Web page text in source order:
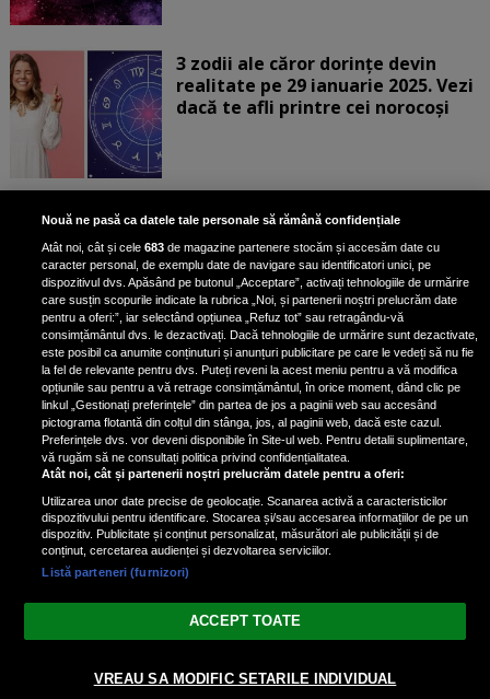
3 zodii ale căror dorințe devin
realitate pe 29 ianuarie 2025. Vezi
dacă te afli printre cei norocoși
Horoscop marți, 28 ianuarie 2025.
Daniela Simulescu, previziuni
pentru toate zodiile
Daniela Simulescu, astrolog DC...
4 zodii primesc un semn puternic
din partea Universului pe 28
ianuarie 2025. Vezi dacă te afli
printre ele
Nouă ne pasă ca datele tale personale să rămână confidențiale
Atât noi, cât și cele683 de magazine partenere stocăm și accesăm date cu
caracter personal, de exemplu date de navigare sau identificatori unici, pe
dispozitivul dvs. Apăsând pe butonul „Acceptare”, activați tehnologiile de urmărire
care susțin scopurile indicate la rubrica „Noi, și partenerii noștri prelucrăm date
pentru a oferi:”, iar selectând opțiunea „Refuz tot” sau retragându-vă
consimțământul dvs. le dezactivați. Dacă tehnologiile de urmărire sunt dezactivate,
este posibil ca anumite conținuturi și anunțuri publicitare pe care le vedeți să nu fie
la fel de relevante pentru dvs. Puteți reveni la acest meniu pentru a vă modifica
opțiunile sau pentru a vă retrage consimțământul, în orice moment, dând clic pe
linkul „Gestionați preferințele” din partea de jos a paginii web sau accesând
pictograma flotantă din colțul din stânga, jos, al paginii web, dacă este cazul.
Preferințele dvs. vor deveni disponibile în Site-ul web. Pentru detalii suplimentare,
vă rugăm să ne consultați politica privind confidențialitatea.
Atât noi, cât și partenerii noștri prelucrăm datele pentru a oferi:
Utilizarea unor date precise de geolocație. Scanarea activă a caracteristicilor
dispozitivului pentru identificare. Stocarea și/sau accesarea informațiilor de pe un
dispozitiv. Publicitate și conținut personalizat, măsurători ale publicității și de
conținut, cercetarea audienței și dezvoltarea serviciilor.
Listă parteneri (furnizori)
ACCEPT TOATE
VREAU SA MODIFIC SETARILE INDIVIDUAL